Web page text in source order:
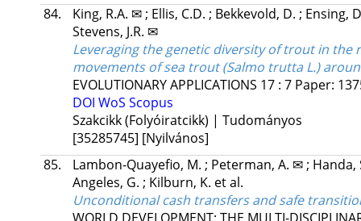
84.
King, R.A. ✉ ; Ellis, C.D. ; Bekkevold, D. ; Ensing,
Stevens, J.R. ✉
Leveraging the genetic diversity of trout in
movements of sea trout (Salmo trutta L.)
EVOLUTIONARY APPLICATIONS 17: 7 Paper:
DOI WoS Scopus
Szakcikk (Folyóiratcikk) | Tudományos
[35285745] [Nyilvános]
85.
Lambon-Quayefio, M. ; Peterman, A. ✉ ; Handa,
Angeles, G. ; Kilburn, K. et al.
Unconditional cash transfers and safe